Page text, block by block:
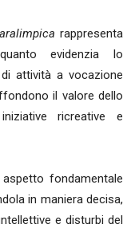
rappresenta
evidenzia lo
attività a vocazione
il valore dello
ricreative e
fondamentale
in maniera decisa,
e disturbi del